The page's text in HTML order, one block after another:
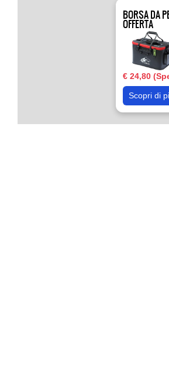
BORSA DA
OFFERTA
€ 24,80
Scopri di